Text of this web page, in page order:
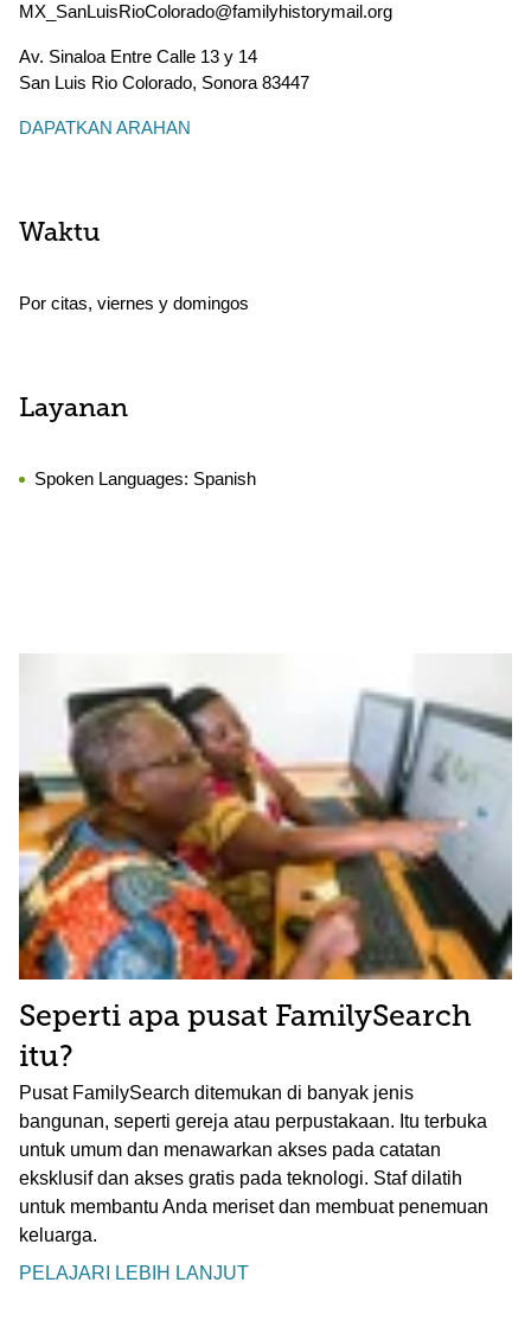
MX_SanLuisRioColorado@familyhistorymail.org
Av. Sinaloa Entre Calle 13 y 14
San Luis Rio Colorado, Sonora 83447
DAPATKAN ARAHAN
Waktu
Por citas, viernes y domingos
Layanan
Spoken Languages: Spanish
Seperti apa pusat FamilySearch
itu?
Pusat FamilySearch ditemukan di banyak jenis
bangunan, seperti gereja atau perpustakaan. Itu terbuka
untuk umum dan menawarkan akses pada catatan
eksklusif dan akses gratis pada teknologi. Staf dilatih
untuk membantu Anda meriset dan membuat penemuan
keluarga.
PELAJARI LEBIH LANJUT